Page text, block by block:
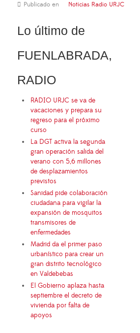
Publicado en Noticias Radio URJC
Lo último de
FUENLABRADA,
RADIO
RADIO URJC se va de
vacaciones y prepara su
regreso para el próximo
curso
La DGT activa la segunda
gran operación salida del
verano con 5,6 millones
de desplazamientos
previstos
Sanidad pide colaboración
ciudadana para vigilar la
expansión de mosquitos
transmisores de
enfermedades
Madrid da el primer paso
urbanístico para crear un
gran distrito tecnológico
en Valdebebas
El Gobierno aplaza hasta
septiembre el decreto de
vivienda por falta de
apoyos